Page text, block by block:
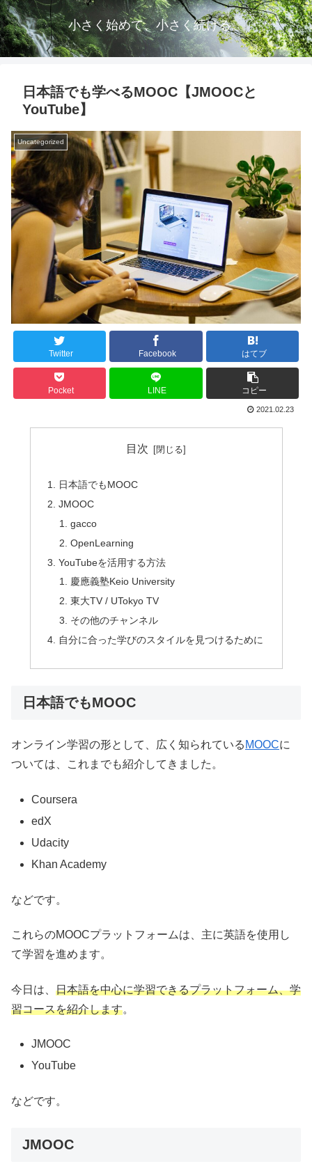
小さく始めて、小さく続ける。
日本語でも学べるMOOC【JMOOCと
YouTube】
Uncategorized
Twitter Facebook はてブ
Pocket LINE コピー
2021.02.23
目次
日本語でもMOOC
JMOOC
gacco
OpenLearning
YouTubeを活用する方法
慶應義塾Keio University
東大TV / UTokyo TV
その他のチャンネル
自分に合った学びのスタイルを見つけるために
日本語でもMOOC
オンライン学習の形として、広く知られている MOOCに
ついては、これまでも紹介してきました。
Coursera
edX
Udacity
Khan Academy
などです。
これらのMOOCプラットフォームは、主に英語を使用し
て学習を進めます。
今日は、 日本語を中心に学習できるプラットフォーム、学
習コースを紹介します。
JMOOC
YouTube
などです。
JMOOC